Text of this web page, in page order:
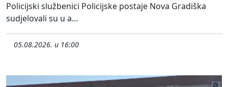
Policijski službenici Policijske postaje Nova Gradiška
sudjelovali su u a...
05.08.2026. u 16:00